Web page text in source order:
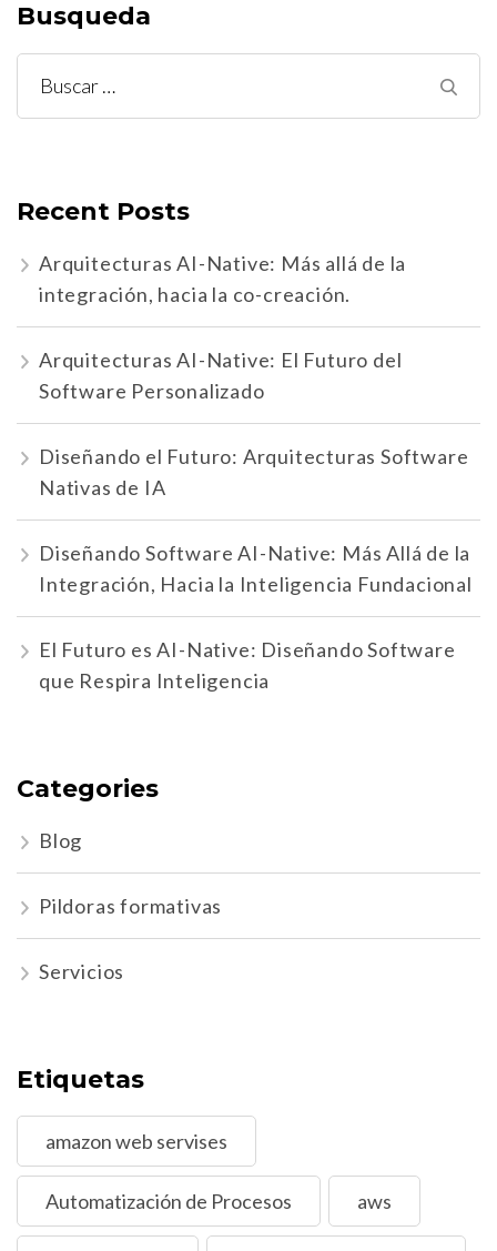
Busqueda
Buscar:
Recent Posts
Arquitecturas AI-Native: Más allá de la
integración, hacia la co-creación.
Arquitecturas AI-Native: El Futuro del
Software Personalizado
Diseñando el Futuro: Arquitecturas Software
Nativas de IA
Diseñando Software AI-Native: Más Allá de la
Integración, Hacia la Inteligencia Fundacional
El Futuro es AI-Native: Diseñando Software
que Respira Inteligencia
Categories
Blog
Pildoras formativas
Servicios
Etiquetas
amazon web servises
Automatización de Procesos aws